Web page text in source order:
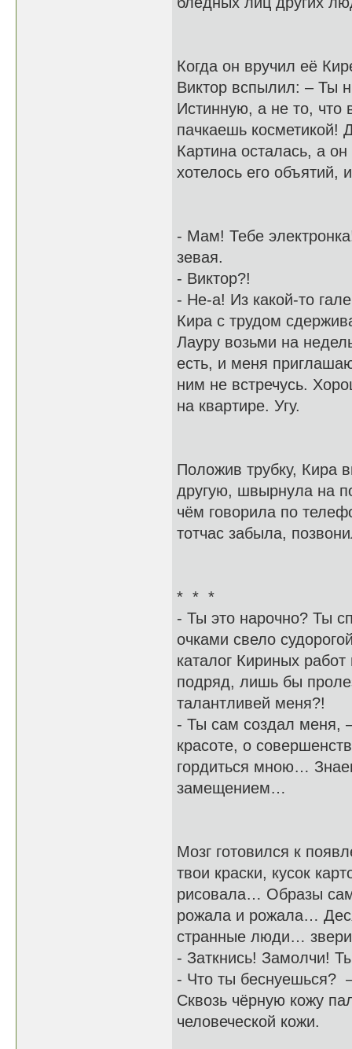
Когда он вручил её
Виктор вспылил: – Ты
Истинную, а не то, что
пачкаешь косметикой!
Картина осталась, а
хотелось его
- Мам! Тебе
зевая.
- Виктор?!
- Не-а! Из какой-то
Кира с трудом
Лауру возьми на
есть, и меня
ним не встречусь.
на квартире. Угу.
Положив трубку, Кира
другую, швырнула на
чём говорила по
тотчас забыла,
* * *
- Ты это нарочно? Ты
очками свело
каталог Кириных
подряд, лишь бы
талантливей меня?!
- Ты сам создал меня,
красоте, о
гордиться мною…
замещением…
Мозг готовился к
твои краски, кусок
рисовала… Образы
рожала и рожала…
странные люди…
- Заткнись! Замолчи!
- Что ты беснуешься?
Сквозь чёрную кожу
человеческой кожи.